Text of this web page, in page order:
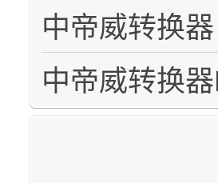
中帝威转换
中帝威转换